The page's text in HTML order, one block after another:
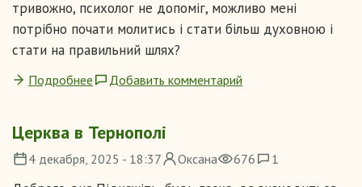
тривожно, психолог не допоміг, можливо мені
потрібно почати молитись і стати більш духовною і
стати на правильний шлях?
Подробнее Добавить комментарий
Церква в Тернополі
4 декабря, 2025 - 18:37 Оксана 676 1